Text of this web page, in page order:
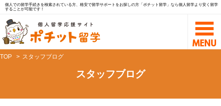
個人での留学手続きを検索されている方、格安で留学サポートをお探しの方「ポチット留学」なら個人留学より安く留学
することが可能です！
TOP スタッフブログ
スタッフブログ